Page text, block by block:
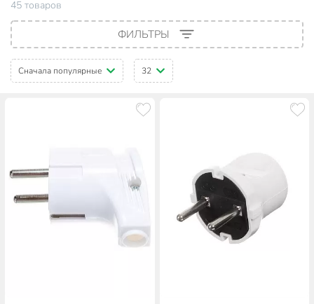
45 товаров
ФИЛЬТРЫ
Сначала популярные 32